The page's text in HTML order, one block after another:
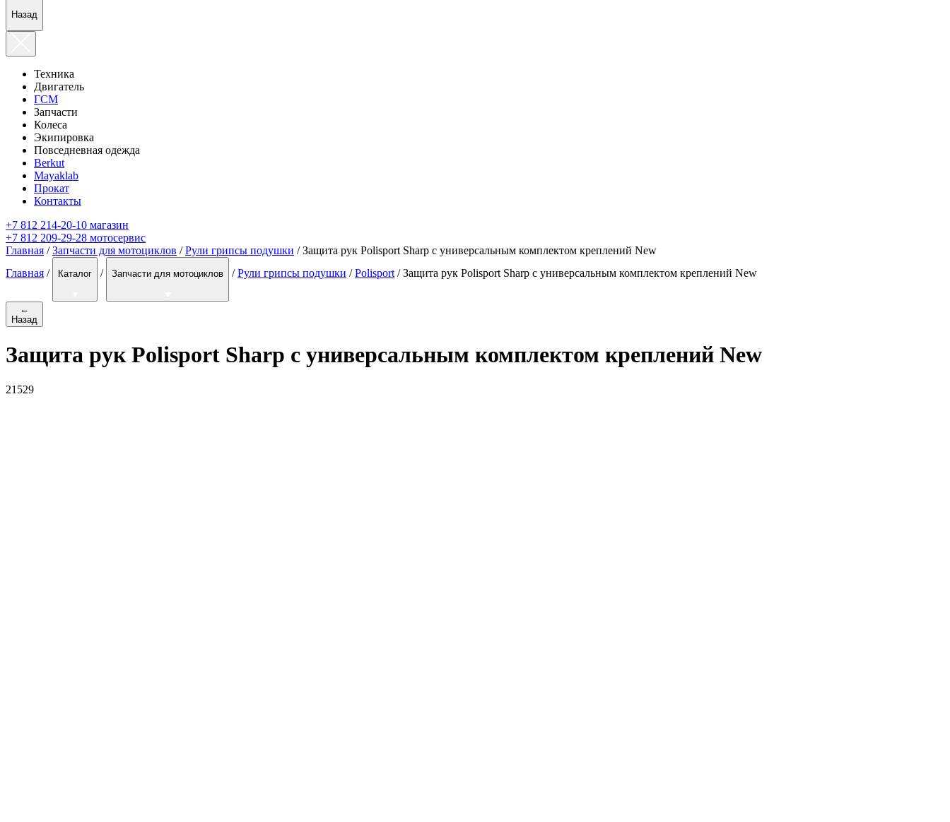
Назад
Техника
Двигатель
ГСМ
Запчасти
Колеса
Экипировка
Повседневная одежда
Berkut
Mayaklab
Прокат
Контакты
+7 812 214-20-10 магазин
+7 812 209-29-28 мотосервис
Главная /Запчасти для мотоциклов /Рули грипсы подушки / Защита рук Polisport Sharp с универсальным комплектом креплений New
Главная / Каталог / Запчасти для мотоциклов / Рули грипсы подушки / Polisport / Защита рук Polisport Sharp с универсальным комплектом креплений New
←
Назад
Защита рук Polisport Sharp с универсальным комплектом креплений New
21529